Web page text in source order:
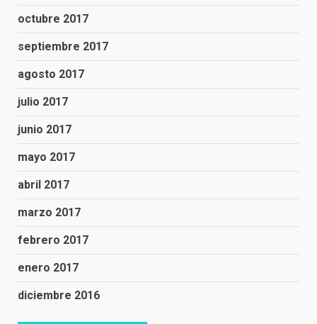
octubre 2017
septiembre 2017
agosto 2017
julio 2017
junio 2017
mayo 2017
abril 2017
marzo 2017
febrero 2017
enero 2017
diciembre 2016